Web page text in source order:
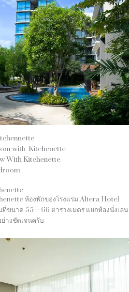
with Kitchenette
With Kitchenette
ห้องพักของโรงแรม Altera Hotel
ขนาด 55 – 66 ตารางเมตร แยกห้องนั่งเล่น
างชัดเจนครับ